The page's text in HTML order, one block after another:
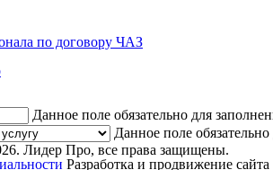
по договору ЧАЗ
Данное поле обязательно для
Данное поле
Лидер Про, все права защищены.
Разработка и продвижение сайта